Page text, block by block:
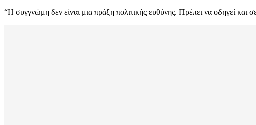
“Η συγγνώμη δεν είναι μια πράξη πολιτικής ευθύνης. Πρέπει να οδηγεί